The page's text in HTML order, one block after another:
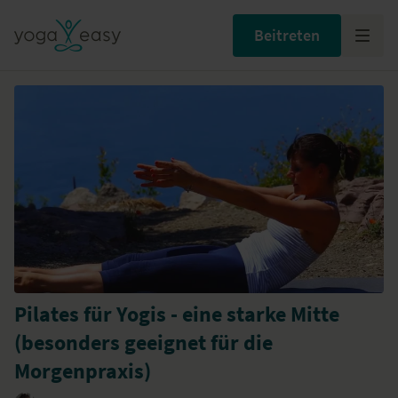
Beitreten
Pilates für Yogis - eine starke Mitte
(besonders geeignet für die
Morgenpraxis)